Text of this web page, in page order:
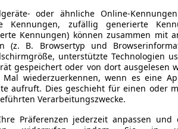
oder ähnliche Online-
Kennungen, zufällig generierte
Kennungen) können zusammen mit
(z. B. Browsertyp und
unterstützte Technologien
gespeichert oder von dort ausgelesen
wiederzuerkennen, wenn es eine
aufruft. Dies geschieht für einen oder
Verarbeitungszwecke.
Präferenzen jederzeit anpassen und